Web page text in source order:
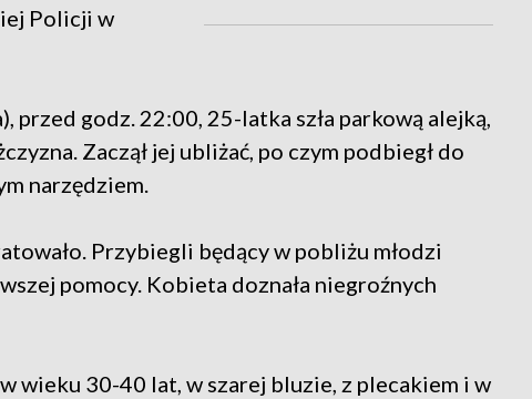
Policji w
godz. 22:00, 25-latka szła parkową alejką,
Zaczął jej ubliżać, po czym podbiegł do
narzędziem.
Przybiegli będący w pobliżu młodzi
pomocy. Kobieta doznała niegroźnych
w wieku 30-40 lat, w szarej bluzie, z plecakiem i w